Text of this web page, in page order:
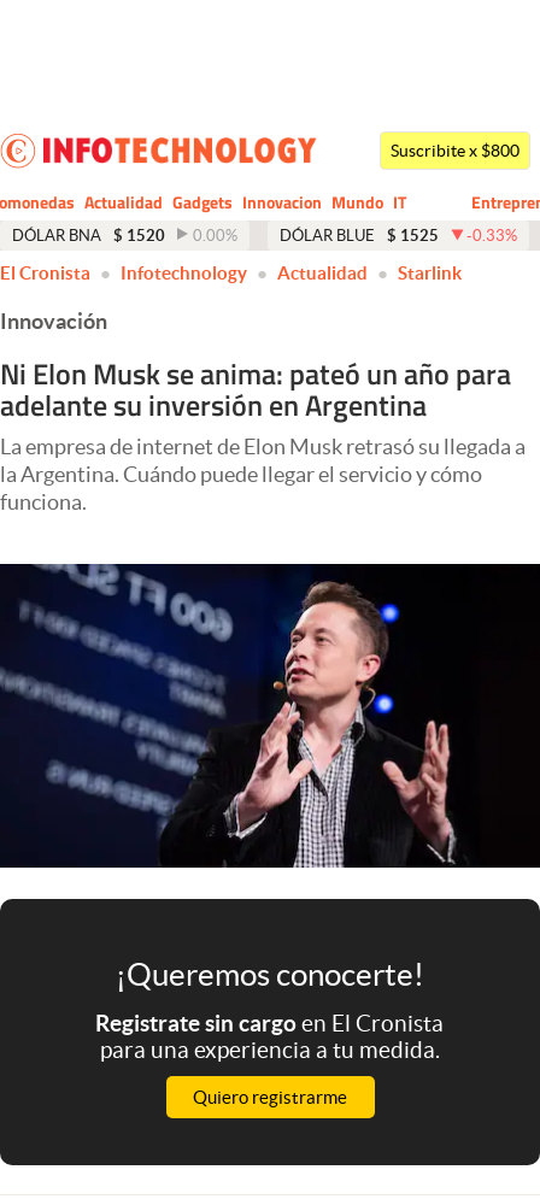
Dólar
Economía y Política
Finanzas y Mercados
Mercados Online
Negocios
Columnistas
Otras secciones
Apertura
Mundial 2026
Eventos Corporativos
El Cronista Studio
abre en nueva pestaña
Suscribite x $800
Actualidad Gadgets Innovacion Mundo
CIO
IT
Business
DÓLAR BNA $ 1520 0.00% DÓLAR BLUE $ 1525 -0.33%
El Cronista Infotechnology Actualidad Starlink
Innovación
Ni Elon Musk se anima: pateó un año para
adelante su inversión en Argentina
La empresa de internet de Elon Musk retrasó su llegada a
la Argentina. Cuándo puede llegar el servicio y cómo
funciona.
¡Queremos conocerte!
Registrate sin cargoen El Cronista
para una experiencia a tu medida.
Quiero registrarme